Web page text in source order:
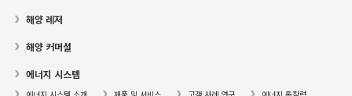
해양 레저
해양 커머셜
에너지 시스템